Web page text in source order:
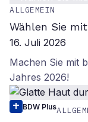
ALLGEMEIN
Wählen Sie
16. Juli 2026
Machen Sie mit
Jahres 2026!
BDW Plus